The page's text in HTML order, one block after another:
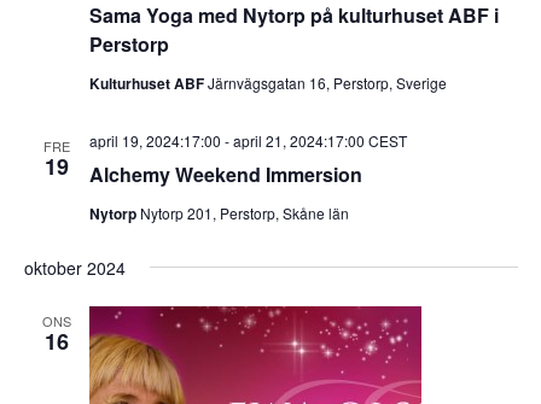
Sama Yoga med Nytorp på kulturhuset ABF i
Perstorp
Kulturhuset ABFJärnvägsgatan 16, Perstorp, Sverige
FRE
19 Alchemy Weekend Immersion
april 19, 2024:17:00 -april 21, 2024:17:00 CEST
Nytorp Nytorp 201, Perstorp, Skåne län
oktober 2024
ONS
16